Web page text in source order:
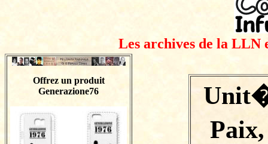
Les archives de la LLN
Offrez un produit
Generazione76